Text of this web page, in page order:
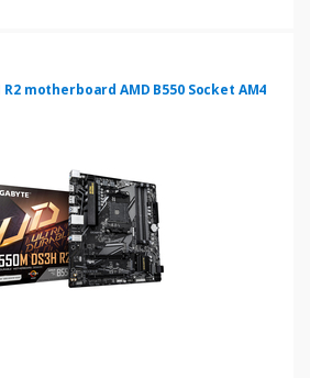
R2 motherboard AMD B550 Socket AM4